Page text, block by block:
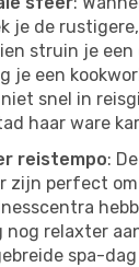
je de
struin je
je een
snel in
haar ware
reistempo:
zijn perfect
relaxter
spa-